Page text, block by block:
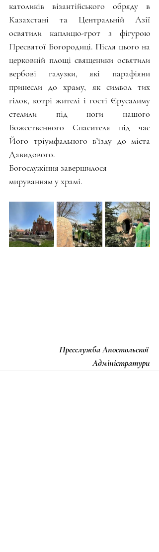
католиків візантійського обряду в
Казахстані та Центральній Азії
освятили каплицю-грот з фігурою
Пресвятої Богородиці. Після цього на
церковній площі священики освятили
вербові галузки, які парафіяни
принесли до храму, як символ тих
гілок, котрі жителі і гості Єрусалиму
стелили під ноги нашого
Божественного Спасителя під час
Його тріумфального в’їзду до міста
Давидового.
Богослужіння завершилося
мируванням у храмі.
Пресслужба Апостольскої
Адміністратури